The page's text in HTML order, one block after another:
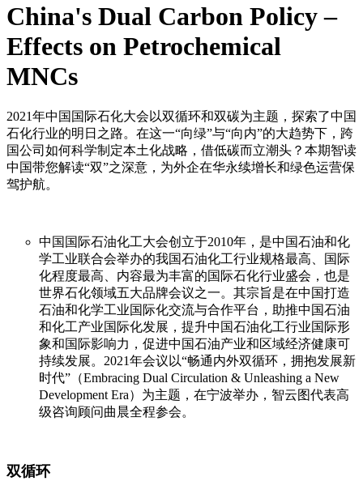
China's Dual Carbon Policy –
Effects on Petrochemical
MNCs
2021年中国国际石化大会以双循环和双碳为主题，探索了中国
石化行业的明日之路。在这一“向绿”与“向内”的大趋势下，跨
国公司如何科学制定本土化战略，借低碳而立潮头？本期智读
中国带您解读“双”之深意，为外企在华永续增长和绿色运营保
驾护航。
中国国际石油化工大会创立于2010年，是中国石油和化
学工业联合会举办的我国石油化工行业规格最高、国际
化程度最高、内容最为丰富的国际石化行业盛会，也是
世界石化领域五大品牌会议之一。其宗旨是在中国打造
石油和化学工业国际化交流与合作平台，助推中国石油
和化工产业国际化发展，提升中国石油化工行业国际形
象和国际影响力，促进中国石油产业和区域经济健康可
持续发展。2021年会议以“畅通内外双循环，拥抱发展新
时代”（Embracing Dual Circulation & Unleashing a New
Development Era）为主题，在宁波举办，智云图代表高
级咨询顾问曲晨全程参会。
双循环